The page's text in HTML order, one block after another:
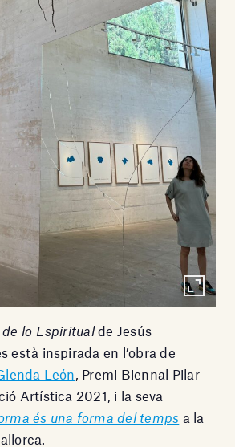
de lo Espiritualde Jesús
està inspirada en l’obra de
León , Premi Biennal Pilar
Artística 2021, i la seva
és una forma del temps a la